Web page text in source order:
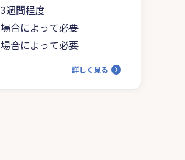
3週間程度
場合によって必要
場合によって必要
詳しく見る